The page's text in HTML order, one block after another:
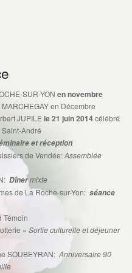
SUR-YON en novembre
en Décembre
JUPILEle 21 juin 2014célébré
André
et réception
de Vendée:Assemblée
Dînermixte
de La Roche-sur-Yon: séance
Témoin
» Sortie culturelle et déjeuner
SOUBEYRAN: Anniversaire 90